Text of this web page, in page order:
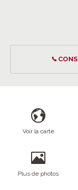
Voir la carte
Plus de photos